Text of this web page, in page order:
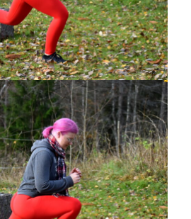
T F L
S
1
2
6 7 8
9
13 14 15
16
20 21 22
23